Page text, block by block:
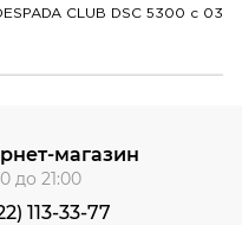
CLUB DSC 5300 c 03
магазин
до 21:00
113-33-77